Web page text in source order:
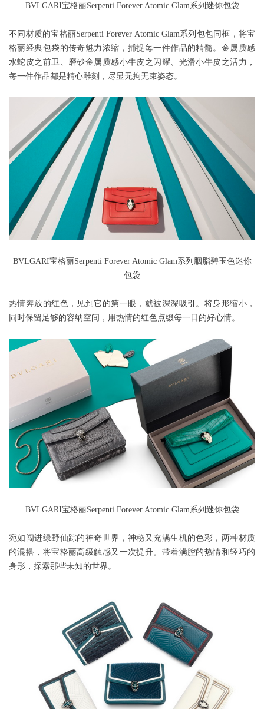
BVLGARI宝格丽Serpenti Forever Atomic Glam系列迷你包袋
不同材质的宝格丽Serpenti Forever Atomic Glam系列包包同框，将宝
格丽经典包袋的传奇魅力浓缩，捕捉每一件作品的精髓。金属质感
水蛇皮之前卫、磨砂金属质感小牛皮之闪耀、光滑小牛皮之活力，
每一件作品都是精心雕刻，尽显无拘无束姿态。
BVLGARI宝格丽Serpenti Forever Atomic Glam系列胭脂碧玉色迷你
包袋
热情奔放的红色，见到它的第一眼，就被深深吸引。将身形缩小，
同时保留足够的容纳空间，用热情的红色点缀每一日的好心情。
BVLGARI宝格丽Serpenti Forever Atomic Glam系列迷你包袋
宛如闯进绿野仙踪的神奇世界，神秘又充满生机的色彩，两种材质
的混搭，将宝格丽高级触感又一次提升。带着满腔的热情和轻巧的
身形，探索那些未知的世界。